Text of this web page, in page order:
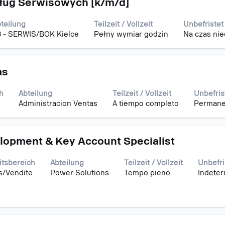
- SERWIS/BOK Kielce
Teilzeit / Vollzeit
Pełny wymiar godzin
Na czas
Abteilung
Administracion Ventas
Teilzeit / Vollzeit
A tiempo completo
& Key Account Specialist
Vendite
Abteilung
Power Solutions
Teilzeit / Vollzeit
Tempo pieno